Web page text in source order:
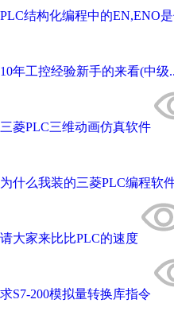
PLC结构化编程中的EN,ENO
10年工控经验新手的来看(中级
三菱PLC三维动画仿真软件
为什么我装的三菱PLC编程软
请大家来比比PLC的速度
求S7-200模拟量转换库指令